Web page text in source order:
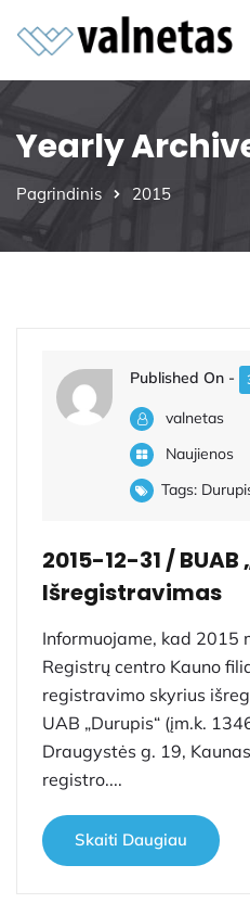
Yearly
Pagrindinis 2015
Published On -
valnetas
Naujienos
Tags:
2015-12-31 /
Išregistravimas
Informuojame, kad 2015
Registrų centro Kauno
registravimo skyrius
UAB „Durupis“ (įm.k.
Draugystės g. 19,
registro....
Skaiti Daugiau